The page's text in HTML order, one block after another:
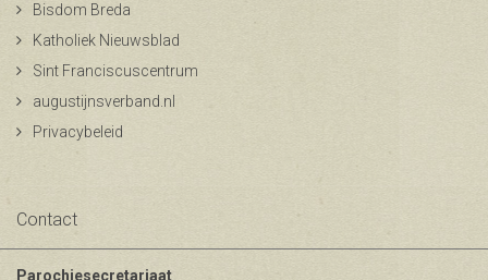
Bisdom Breda
Katholiek Nieuwsblad
Sint Franciscuscentrum
augustijnsverband.nl
Privacybeleid
Contact
Parochiesecretariaat